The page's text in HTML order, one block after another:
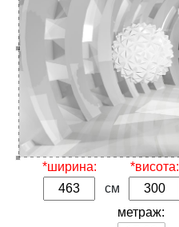
*ширина:
см
*висота:
метраж: